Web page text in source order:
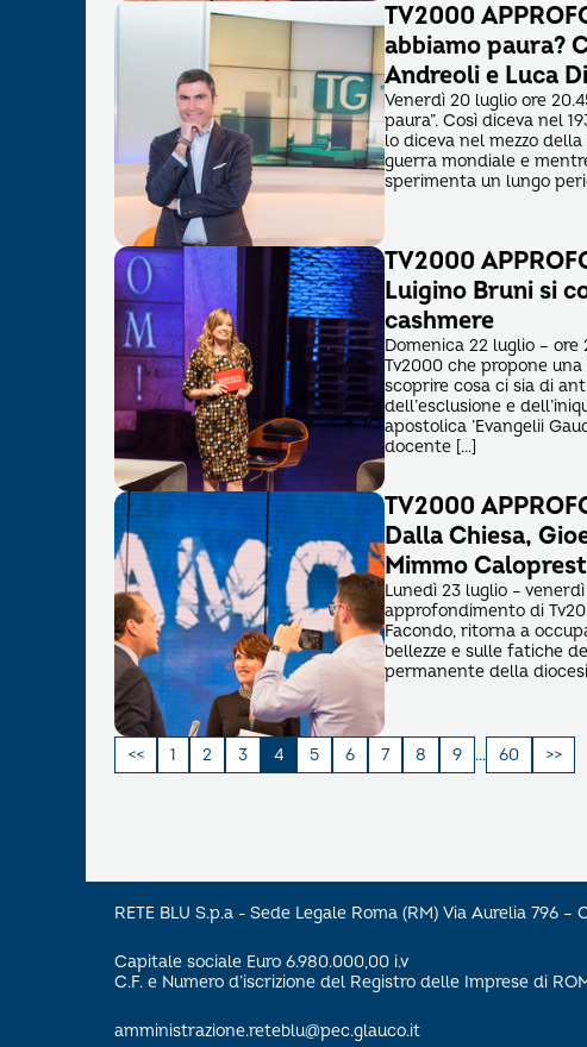
TV2000
abbiamo paura?
Andreoli e Luca
Venerdì 20 luglio ore
paura”. Così diceva nel
lo diceva nel mezzo
guerra mondiale e
sperimenta un lungo
TV2000
Luigino Bruni si
cashmere
Domenica 22 luglio – ore
Tv2000 che propone
scoprire cosa ci sia di
dell’esclusione e
apostolica ’Evangelii
docente […]
TV2000
Dalla Chiesa,
Mimmo
Lunedì 23 luglio –
approfondimento di
Facondo, ritorna a
bellezze e sulle fatiche
permanente della
Paginazione
articoli
1 2 3 4 5 6 7 8 9 … 60
RETE BLU S.p.a - Sede Legale Roma (RM) Via Aurelia 796 –
Capitale sociale Euro 6.980.000,00 i.v
C.F. e Numero d’iscrizione del Registro delle Imprese di
amministrazione.reteblu@pec.glauco.it